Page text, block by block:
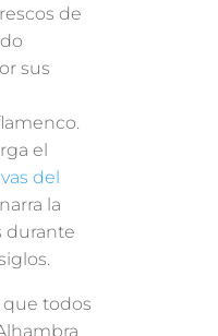
de
sus
el
del
la
durante
que todos